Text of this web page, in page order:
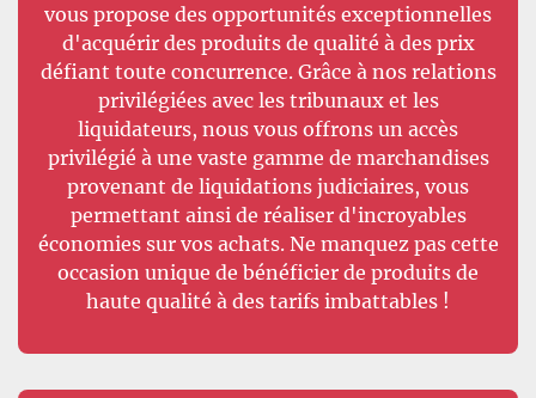
vous propose des opportunités exceptionnelles
d'acquérir des produits de qualité à des prix
défiant toute concurrence. Grâce à nos relations
privilégiées avec les tribunaux et les
liquidateurs, nous vous offrons un accès
privilégié à une vaste gamme de marchandises
provenant de liquidations judiciaires, vous
permettant ainsi de réaliser d'incroyables
économies sur vos achats. Ne manquez pas cette
occasion unique de bénéficier de produits de
haute qualité à des tarifs imbattables !